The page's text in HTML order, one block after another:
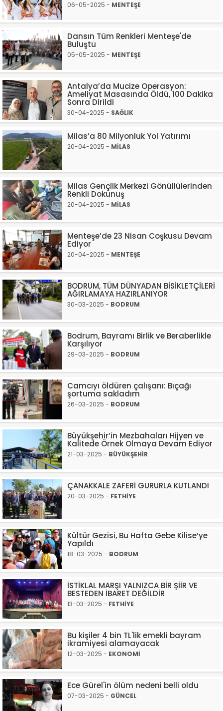
06-05-2025 - MENTEŞE
Dansın Tüm Renkleri Menteşe'de
Buluştu
05-05-2025 - MENTEŞE
Antalya’da Mucize Operasyon:
Ameliyat Masasında Öldü, 100 Dakika
Sonra Dirildi
30-04-2025 - SAĞLIK
Milas’a 80 Milyonluk Yol Yatırımı
20-04-2025 - MİLAS
Milas Gençlik Merkezi Gönüllülerinden
Renkli Dokunuş
20-04-2025 - MİLAS
Menteşe’de 23 Nisan Coşkusu Devam
Ediyor
20-04-2025 - MENTEŞE
BODRUM, TÜM DÜNYADAN BİSİKLETÇİLERİ
AĞIRLAMAYA HAZIRLANIYOR
30-03-2025 - BODRUM
Bodrum, Bayramı Birlik ve Beraberlikle
Karşılıyor
29-03-2025 - BODRUM
Camcıyı öldüren çalışanı: Bıçağı
şortuma sakladım
26-03-2025 - BODRUM
Büyükşehir’in Mezbahaları Hijyen ve
Kalitede Örnek Olmaya Devam Ediyor
21-03-2025 - BÜYÜKŞEHİR
ÇANAKKALE ZAFERİ GURURLA KUTLANDI
20-03-2025 - FETHİYE
Kültür Gezisi, Bu Hafta Gebe Kilise’ye
Yapıldı
18-03-2025 - BODRUM
İSTİKLAL MARŞI YALNIZCA BİR ŞİİR VE
BESTEDEN İBARET DEĞİLDİR
13-03-2025 - FETHİYE
Bu kişiler 4 bin TL'lik emekli bayram
ikramiyesi alamayacak
12-03-2025 - EKONOMİ
Ece Gürel'in ölüm nedeni belli oldu
07-03-2025 - GÜNCEL